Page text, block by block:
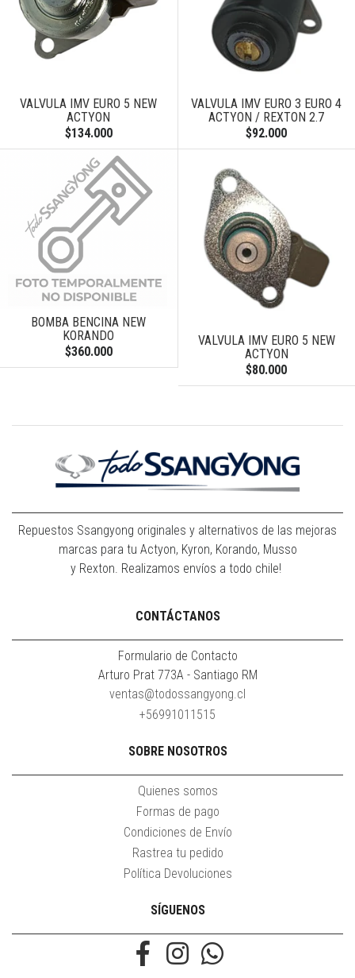
VALVULA IMV EURO 5 NEW
ACTYON
$134.000
VALVULA IMV EURO 3 EURO 4
ACTYON / REXTON 2.7
$92.000
BOMBA BENCINA NEW
KORANDO
$360.000
VALVULA IMV EURO 5 NEW
ACTYON
$80.000
Repuestos Ssangyong originales y alternativos de las mejoras
marcas para tu Actyon, Kyron, Korando, Musso
y Rexton. Realizamos envíos a todo chile!
CONTÁCTANOS
Formulario de Contacto
Arturo Prat 773A - Santiago RM
ventas@todossangyong.cl
+56991011515
SOBRE NOSOTROS
Quienes somos
Formas de pago
Condiciones de Envío
Rastrea tu pedido
Política Devoluciones
SÍGUENOS